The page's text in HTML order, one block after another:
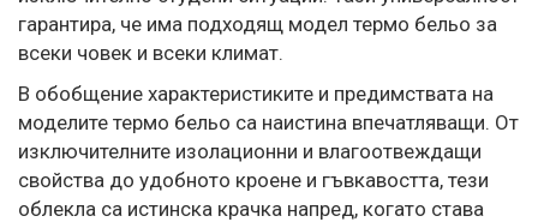
гарантира, че има подходящ модел термо бельо за
всеки човек и всеки климат.
В обобщение характеристиките и предимствата на
моделите термо бельо са наистина впечатляващи. От
изключителните изолационни и влагоотвеждащи
свойства до удобното кроене и гъвкавостта, тези
облекла са истинска крачка напред, когато става